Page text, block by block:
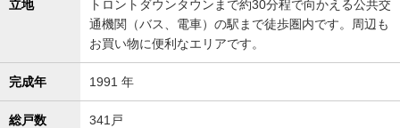
立地
トロントダウンタウンまで約30分程で向かえる公共交
通機関（バス、電車）の駅まで徒歩圏内です。周辺も
お買い物に便利なエリアです。
完成年 1991 年
総戸数 341戸